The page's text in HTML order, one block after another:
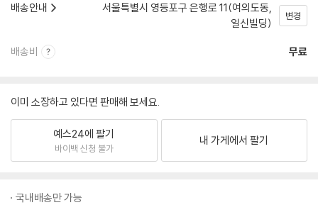
배송안내
서울특별시 영등포구 은행로 11(여의도동,
일신빌딩)
변경
배송비 무료
이미 소장하고 있다면 판매해 보세요.
예스24에 팔기
바이백 신청 불가
내 가게에서 팔기
국내배송만 가능